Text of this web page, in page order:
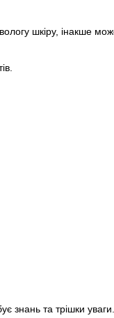
шкіру, інакше
знань та трішки уваги.